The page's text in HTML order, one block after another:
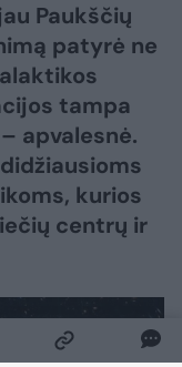
Paukščių
patyrė ne
tampa
apvalesnė.
kurios
centrų ir